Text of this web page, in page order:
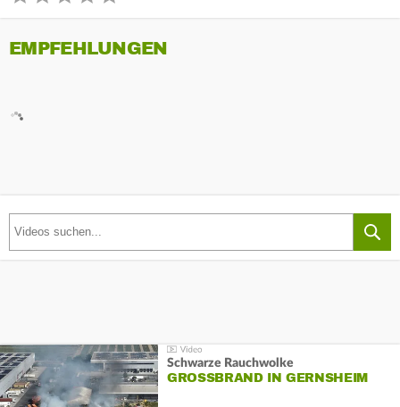
EMPFEHLUNGEN
Schwarze Rauchwolke
GROSSBRAND IN GERNSHEIM